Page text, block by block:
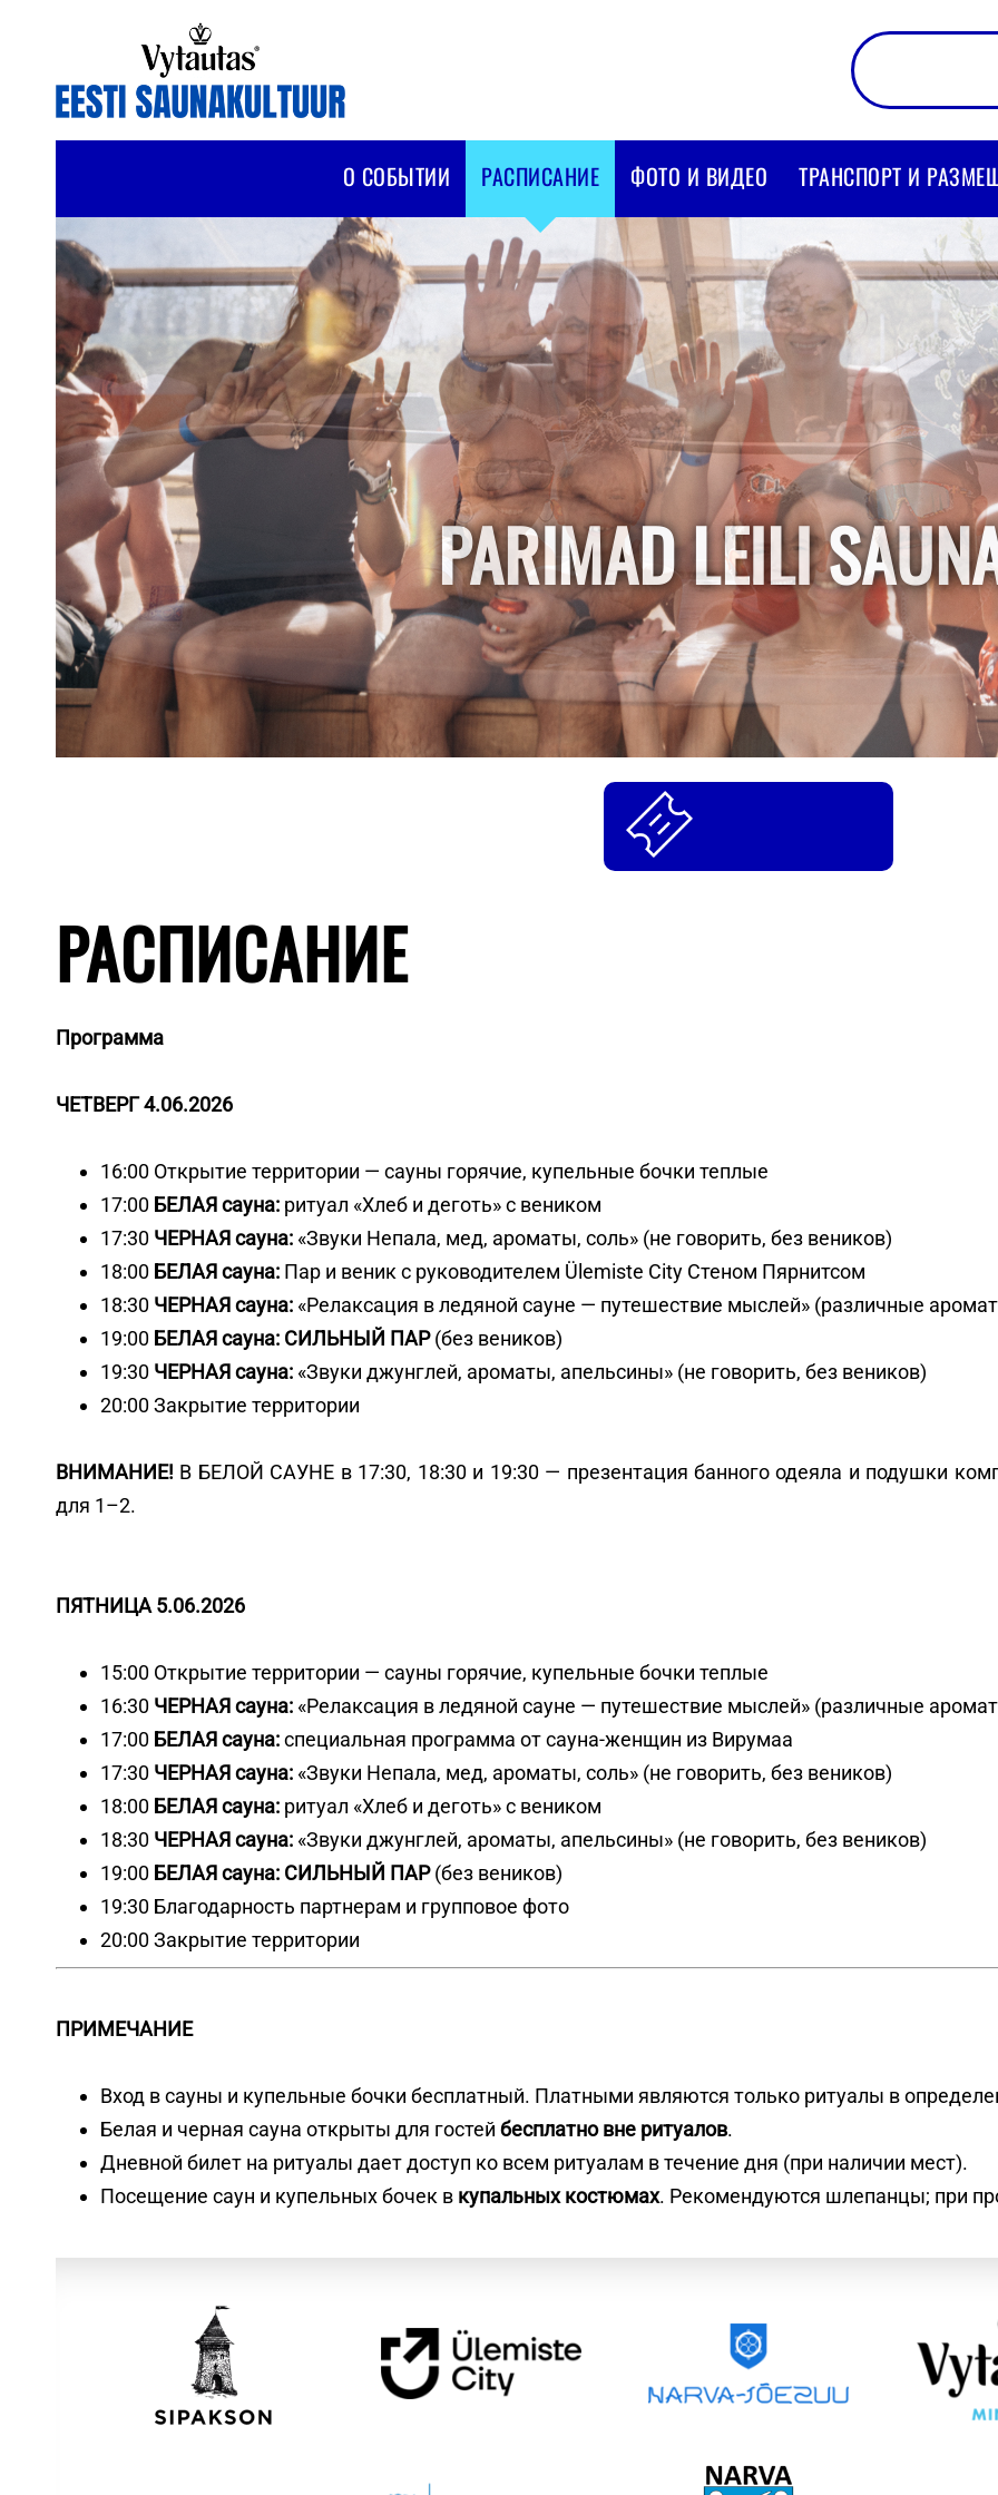
О СОБЫТИИ РАСПИСАНИЕ ФОТО И ВИДЕО ТРАНСПОРТ И
PARIMAD LEILI
РАСПИСАНИЕ
Программа
ЧЕТВЕРГ 4.06.2026
16:00 Открытие территории — сауны горячие, купельные бочки теплые
17:00 БЕЛАЯ сауна: ритуал «Хлеб и деготь» с веником
17:30 ЧЕРНАЯ сауна: «Звуки Непала, мед, ароматы, соль» (не говорить, без веников)
18:00 БЕЛАЯ сауна: Пар и веник с руководителем Ülemiste City Стеном Пярнитсом
18:30 ЧЕРНАЯ сауна: «Релаксация в ледяной сауне — путешествие мыслей» (различные
19:00 БЕЛАЯ сауна: СИЛЬНЫЙ ПАР(без веников)
19:30 ЧЕРНАЯ сауна: «Звуки джунглей, ароматы, апельсины» (не говорить, без веников)
20:00 Закрытие территории
ВНИМАНИЕ! В БЕЛОЙ САУНЕ в 17:30, 18:30 и 19:30 — презентация банного одеяла и подушки
для 1–2.
ПЯТНИЦА 5.06.2026
15:00 Открытие территории — сауны горячие, купельные бочки теплые
16:30 ЧЕРНАЯ сауна: «Релаксация в ледяной сауне — путешествие мыслей» (различные
17:00 БЕЛАЯ сауна:специальная программа от сауна-женщин из Вирумаа
17:30 ЧЕРНАЯ сауна: «Звуки Непала, мед, ароматы, соль» (не говорить, без веников)
18:00 БЕЛАЯ сауна: ритуал «Хлеб и деготь» с веником
18:30 ЧЕРНАЯ сауна: «Звуки джунглей, ароматы, апельсины» (не говорить, без веников)
19:00 БЕЛАЯ сауна: СИЛЬНЫЙ ПАР(без веников)
19:30 Благодарность партнерам и групповое фото
20:00 Закрытие территории
ПРИМЕЧАНИЕ
Вход в сауны и купельные бочки бесплатный. Платными являются только ритуалы в
Белая и черная сауна открыты для гостей бесплатно вне ритуалов.
Дневной билет на ритуалы дает доступ ко всем ритуалам в течение дня (при наличии мест).
Посещение саун и купельных бочек в купальных костюмах. Рекомендуются шлепанцы; при